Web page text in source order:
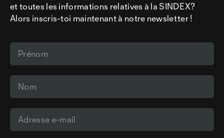
et toutes les informations relatives à la SINDEX?
Alors inscris-toi maintenant à notre newsletter !